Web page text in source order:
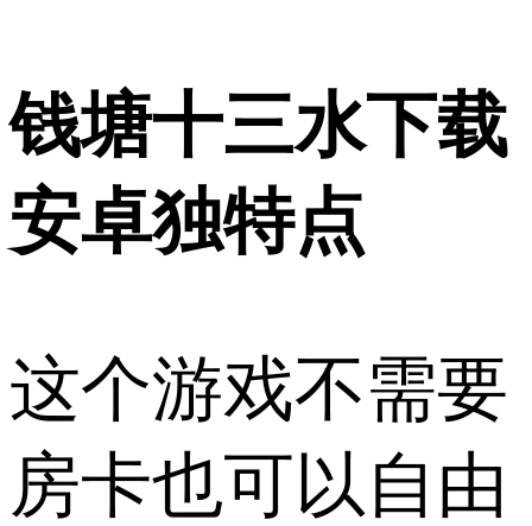
钱塘十三水下载
安卓独特点
这个游戏不需要
房卡也可以自由